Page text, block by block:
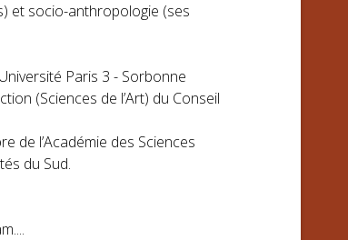
et socio-anthropologie (ses
Paris 3 - Sorbonne
(Sciences de l’Art) du Conseil
de l’Académie des Sciences
du Sud.